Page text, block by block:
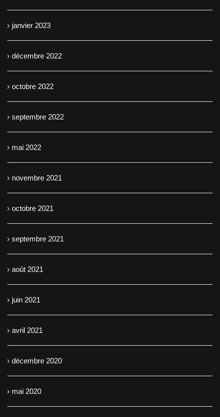
janvier 2023
décembre 2022
octobre 2022
septembre 2022
mai 2022
novembre 2021
octobre 2021
septembre 2021
août 2021
juin 2021
avril 2021
décembre 2020
mai 2020